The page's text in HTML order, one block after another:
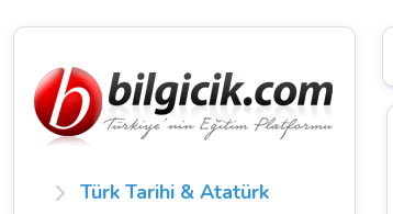
Türk Tarihi & Atatürk